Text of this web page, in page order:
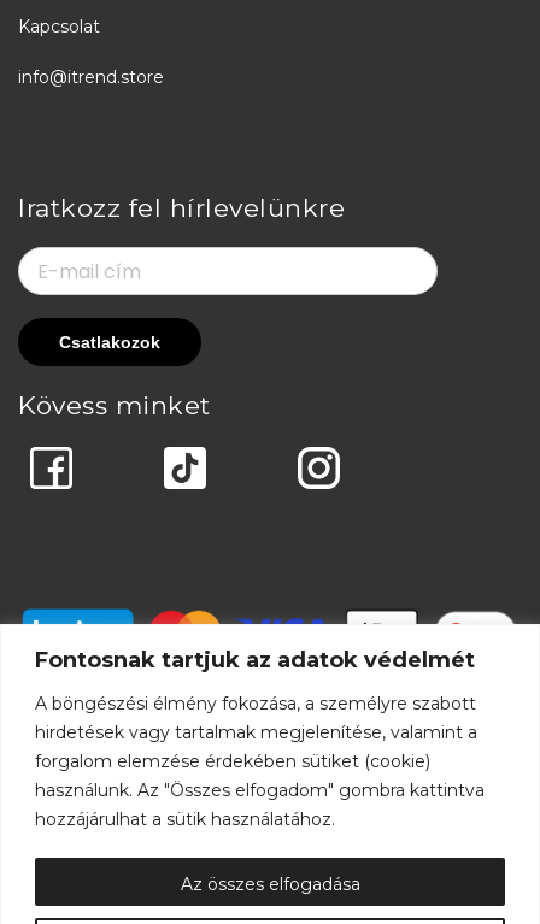
Fontosnak tartjuk az adatok védelmét
A böngészési élmény fokozása, a személyre szabott
hirdetések vagy tartalmak megjelenítése, valamint a
forgalom elemzése érdekében sütiket (cookie)
használunk. Az "Összes elfogadom" gombra kattintva
hozzájárulhat a sütik használatához.
Az összes elfogadása
Kapcsolat
info@itrend.store
Iratkozz fel hírlevelünkre
Kövess minket